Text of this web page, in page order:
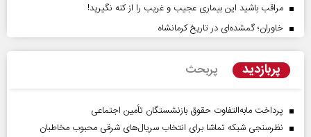
مراقب باشید این بیماری عجیب و غریب را از کنه نگیرید!
خاوران؛ گمشده‌ای در تاریخ کرمانشاه
پربازدید پربحث
پرداخت مابه‌التفاوت حقوق بازنشستگان تأمین اجتماعی
نظرسنجی شبکه تماشا برای انتخاب سریال‌های شرقی محبوب مخاطبان